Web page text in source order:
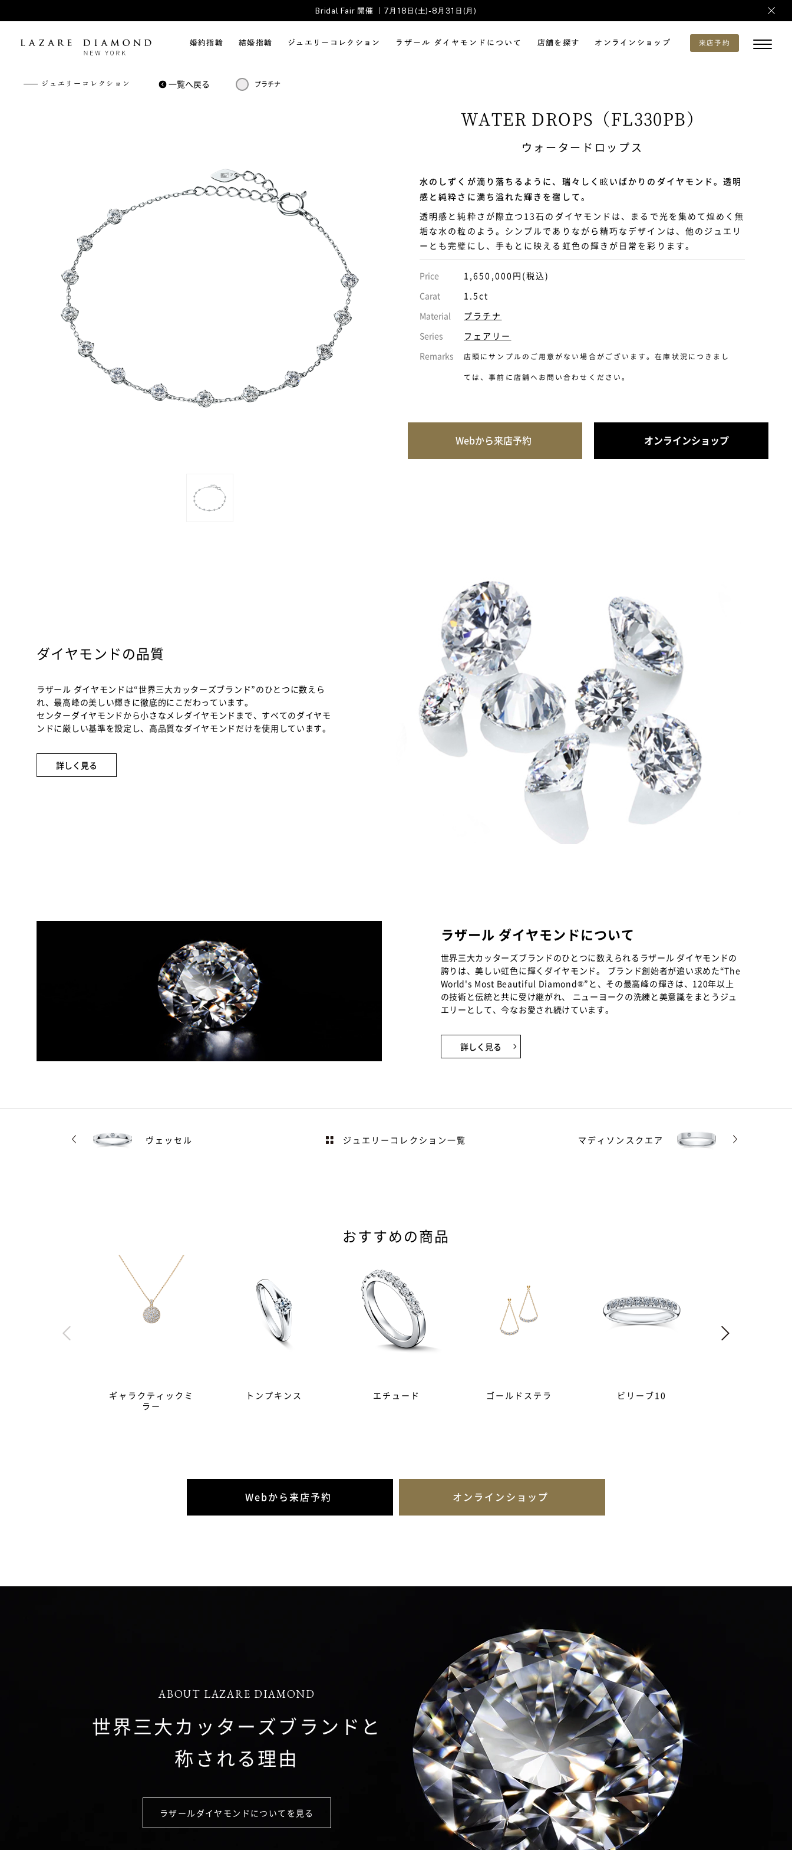
Bridal Fair 開催 ｜7月18日(土)-8月31日(月)
婚約指輪 結婚指輪 ジュエリーコレクション ラザール ダイヤモンドについて 店舗を探す オンラインショップ 来店予約
ジュエリーコレクション 一覧へ戻る プラチナ
WATER DROPS（FL330PB）
ウォータードロップス
水のしずくが滴り落ちるように、瑞々しく眩いばかりのダイヤモンド。透明
感と純粋さに満ち溢れた輝きを宿して。
透明感と純粋さが際立つ13石のダイヤモンドは、まるで光を集めて煌めく無
垢な水の粒のよう。シンプルでありながら精巧なデザインは、他のジュエリ
ーとも完璧にし、手もとに映える虹色の輝きが日常を彩ります。
Price
1,650,000円(税込)
Carat
1.5ct
Material
プラチナ
Series
フェアリー
Remarks
店頭にサンプルのご用意がない場合がございます。在庫状況につきまし
ては、事前に店舗へお問い合わせください。
Webから来店予約 オンラインショップ
ダイヤモンドの品質
ラザール ダイヤモンドは“世界三大カッターズブランド”のひとつに数えら
れ、最高峰の美しい輝きに徹底的にこだわっています。
センターダイヤモンドから小さなメレダイヤモンドまで、すべてのダイヤモ
ンドに厳しい基準を設定し、高品質なダイヤモンドだけを使用しています。
詳しく見る
ラザール ダイヤモンドについて
世界三大カッターズブランドのひとつに数えられるラザール ダイヤモンドの
誇りは、美しい虹色に輝くダイヤモンド。 ブランド創始者が追い求めた“The
World's Most Beautiful Diamond®”と、その最高峰の輝きは、120年以上
の技術と伝統と共に受け継がれ、 ニューヨークの洗練と美意識をまとうジュ
エリーとして、今なお愛され続けています。
詳しく見る
ジュエリーコレクション一覧
ヴェッセル マディソンスクエア
おすすめの商品
ギャラクティックミ
ラー
トンプキンス エチュード ゴールドステラ ビリーブ10
Webから来店予約 オンラインショップ
ABOUT LAZARE DIAMOND
世界三大カッターズブランドと
称される理由
ラザールダイヤモンドについてを見る